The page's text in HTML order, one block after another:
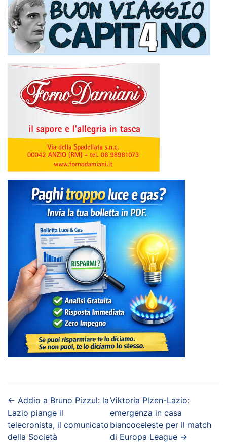
← Addio a Bruno Pizzul: la
Lazio piange il
telecronista, il comunicato
della Società
Viktoria Plzen-Lazio:
emergenza in casa
biancoceleste per il match
di Europa League→